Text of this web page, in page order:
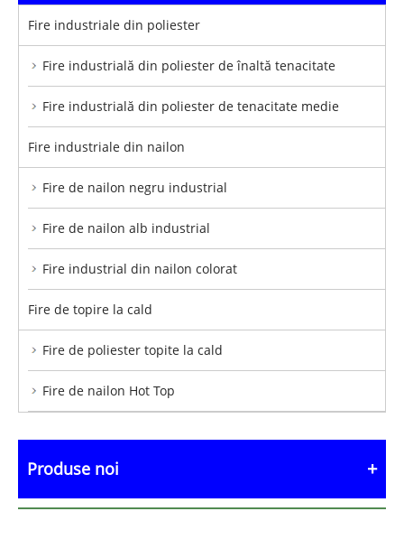
Fire industriale din poliester
Fire industrială din poliester de înaltă tenacitate
Fire industrială din poliester de tenacitate medie
Fire industriale din nailon
Fire de nailon negru industrial
Fire de nailon alb industrial
Fire industrial din nailon colorat
Fire de topire la cald
Fire de poliester topite la cald
Fire de nailon Hot Top
Produse noi